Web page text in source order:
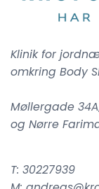
Klinik for
omkring Body
Møllergade
og Nørre
T: 30227939